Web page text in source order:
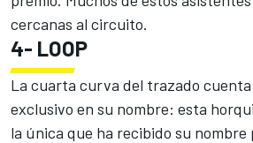
cercanas al circuito.
4- LOOP
La cuarta curva del trazado
exclusivo en su nombre: esta
la única que ha recibido su nombre